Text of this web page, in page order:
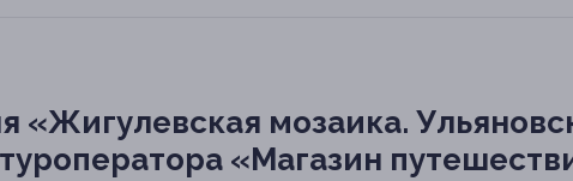
«Жигулевская мозаика.
«Магазин